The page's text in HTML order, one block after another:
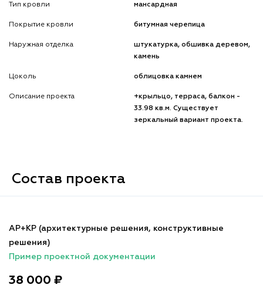
Тип кровли мансардная
Покрытие кровли битумная черепица
Наружная отделка
штукатурка, обшивка деревом,
камень
Цоколь облицовка камнем
Описание проекта
+крыльцо, терраса, балкон -
33.98 кв.м. Существует
зеркальный вариант проекта.
Состав проекта
АР+КР (архитектурные решения, конструктивные
решения)
Пример проектной документации
38 000 ₽